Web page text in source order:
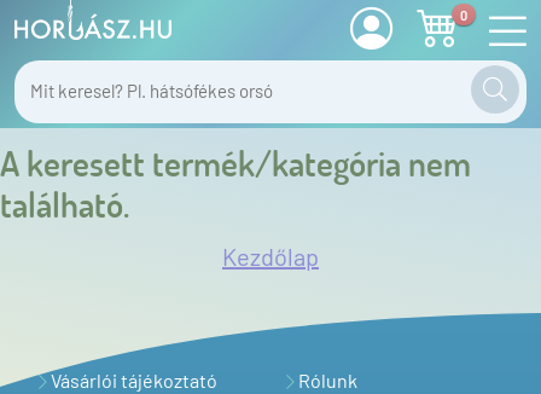
0
A keresett termék/kategória nem
található.
Kezdőlap
Vásárlói tájékoztató
Rólunk